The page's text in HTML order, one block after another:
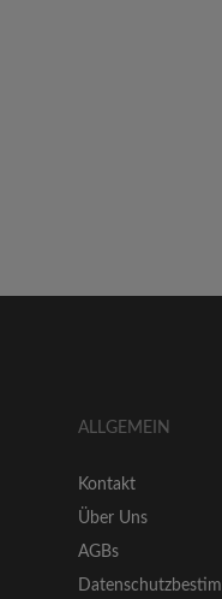
ALLGEMEIN
Kontakt
Über Uns
AGBs